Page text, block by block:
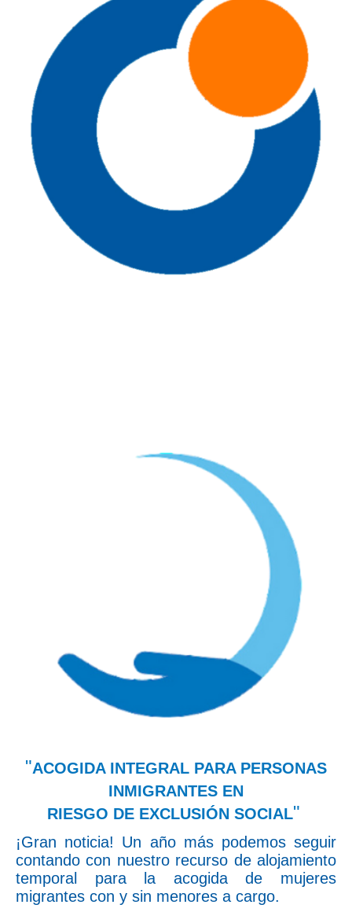
"ACOGIDA INTEGRAL PARA PERSONAS
INMIGRANTES EN
RIESGO DE EXCLUSIÓN SOCIAL"
¡Gran noticia! Un año más podemos seguir
contando con nuestro recurso de alojamiento
temporal para la acogida de mujeres
migrantes con y sin menores a cargo.